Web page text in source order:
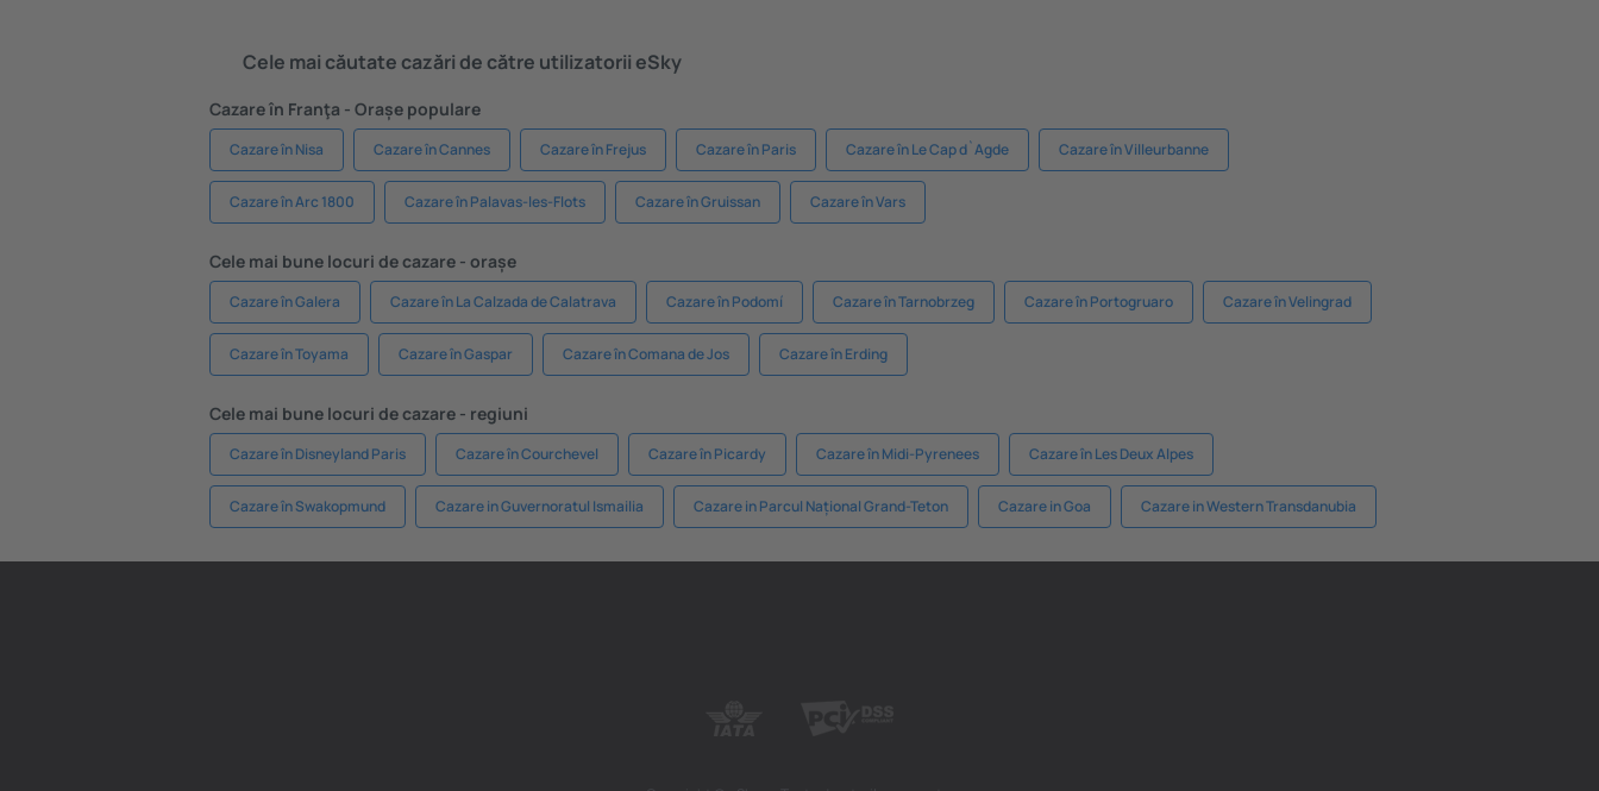
Cele mai căutate cazări de către utilizatorii eSky
Cazare în Franţa - Orașe populare
Cazare în Nisa Cazare în Cannes Cazare în Frejus Cazare în Paris Cazare în Le Cap d`Agde Cazare în Villeurbanne
Cazare în Arc 1800 Cazare în Palavas-les-Flots Cazare în Gruissan Cazare în Vars
Cele mai bune locuri de cazare - orașe
Cazare în Galera Cazare în La Calzada de Calatrava Cazare în Podomí Cazare în Tarnobrzeg Cazare în Portogruaro Cazare în Velingrad
Cazare în Toyama Cazare în Gaspar Cazare în Comana de Jos Cazare în Erding
Cele mai bune locuri de cazare - regiuni
Cazare în Disneyland Paris Cazare în Courchevel Cazare în Picardy Cazare în Midi-Pyrenees Cazare în Les Deux Alpes
Cazare în Swakopmund Cazare in Guvernoratul Ismailia Cazare in Parcul Național Grand-Teton Cazare in Goa Cazare in Western Transdanubia